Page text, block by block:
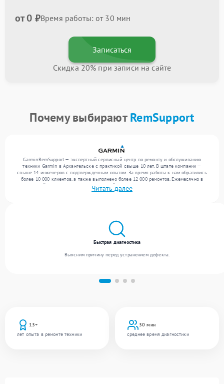
от 0 ₽Время работы: от 30 мин
Записаться
Скидка 20% при записи на сайте
Почему выбираютRemSupport
GarminRemSupport — экспертный сервисный центр по ремонту и обслуживанию
техники Garmin в Архангельске с практикой свыше 10 лет. В штате компании —
свыше 14 инженеров с подтвержденным опытом. За время работы к нам обратились
более 10 000 клиентов, а также выполнено более 12 000 ремонтов. Ежемесячно в
сервисный центр поступает от 300 устройств, включая , , . Мы выполняем ремонт
различного уровня сложности и обеспечиваем надежный результат благодаря
Читать далее
13+
лет опыта в ремонте техники
30 мин
среднее время диагностики
Быстрая диагностика
Выясним причину перед устранением дефекта.